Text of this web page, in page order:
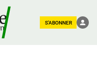
S'ABONNER